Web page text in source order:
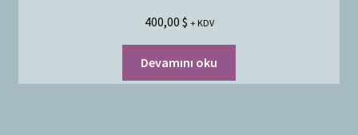
400,00 $ + KDV
Devamını oku